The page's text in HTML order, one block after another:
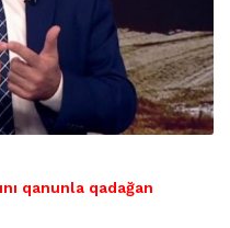
qanunla qadağan